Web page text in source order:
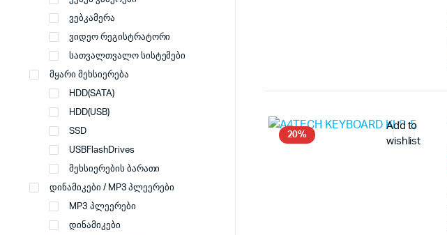
20%
Add to
wishlist
ვებკამერა
ვიდეო რეგისტრატორი
სათვალთვალო სისტემები
მყარი მეხსიერება
HDD(SATA)
HDD(USB)
SSD
USBFlashDrives
მეხსიერების ბარათი
დინამიკები / MP3 პლეერები
MP3 პლეერები
დინამიკები